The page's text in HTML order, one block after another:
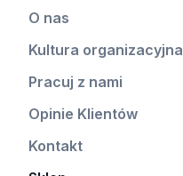
O nas
Kultura organizacyjna
Pracuj z nami
Opinie Klientów
Kontakt